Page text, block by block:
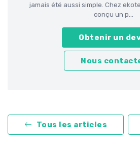
jamais été aussi simple. Chez
conçu un p...
Obtenir un
Nous
Tous les articles